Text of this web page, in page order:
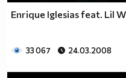
Enrique Iglesias feat. Lil
33 067 24.03.2008